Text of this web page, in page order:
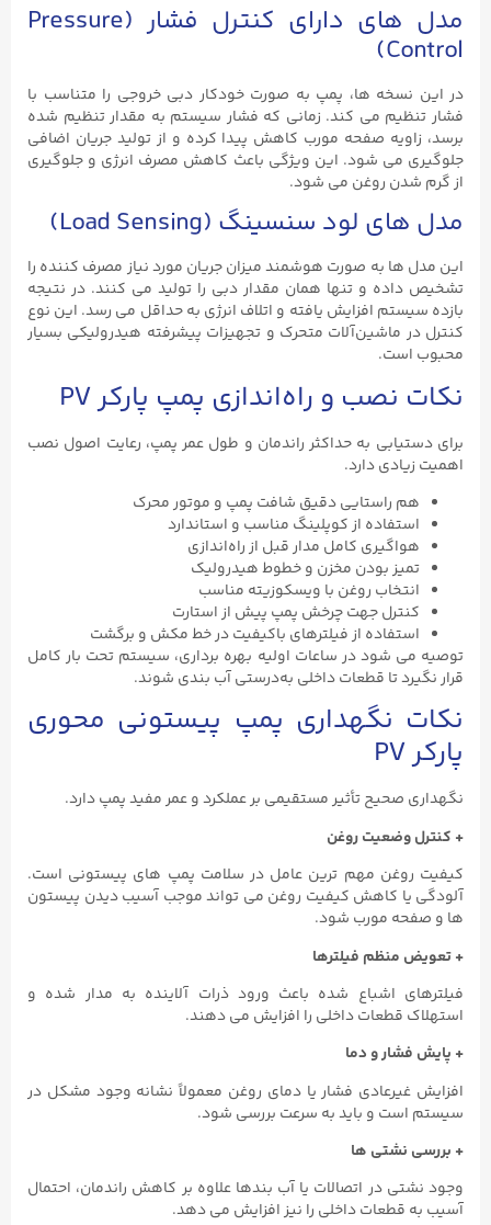
مدل‌ های دارای کنترل فشار (Pressure
Control)
در این نسخه‌ ها، پمپ به‌ صورت خودکار دبی خروجی را متناسب با
فشار تنظیم می ‌کند. زمانی که فشار سیستم به مقدار تنظیم‌ شده
برسد، زاویه صفحه مورب کاهش پیدا کرده و از تولید جریان اضافی
جلوگیری می‌ شود. این ویژگی باعث کاهش مصرف انرژی و جلوگیری
از گرم شدن روغن می‌ شود.
مدل‌ های لود سنسینگ (Load Sensing)
این مدل‌ ها به‌ صورت هوشمند میزان جریان مورد نیاز مصرف‌ کننده را
تشخیص داده و تنها همان مقدار دبی را تولید می ‌کنند. در نتیجه
بازده سیستم افزایش یافته و اتلاف انرژی به حداقل می ‌رسد. این نوع
کنترل در ماشین‌آلات متحرک و تجهیزات پیشرفته هیدرولیکی بسیار
محبوب است.
نکات نصب و راه‌اندازی پمپ پارکر PV
برای دستیابی به حداکثر راندمان و طول عمر پمپ، رعایت اصول نصب
اهمیت زیادی دارد.
هم ‌راستایی دقیق شافت پمپ و موتور محرک
استفاده از کوپلینگ مناسب و استاندارد
هواگیری کامل مدار قبل از راه‌اندازی
تمیز بودن مخزن و خطوط هیدرولیک
انتخاب روغن با ویسکوزیته مناسب
کنترل جهت چرخش پمپ پیش از استارت
استفاده از فیلترهای باکیفیت در خط مکش و برگشت
توصیه می ‌شود در ساعات اولیه بهره‌ برداری، سیستم تحت بار کامل
قرار نگیرد تا قطعات داخلی به‌درستی آب ‌بندی شوند.
نکات نگهداری پمپ پیستونی محوری
پارکر PV
نگهداری صحیح تأثیر مستقیمی بر عملکرد و عمر مفید پمپ دارد.
+ کنترل وضعیت روغن
کیفیت روغن مهم‌ ترین عامل در سلامت پمپ‌ های پیستونی است.
آلودگی یا کاهش کیفیت روغن می ‌تواند موجب آسیب دیدن پیستون
‌ها و صفحه مورب شود.
+ تعویض منظم فیلترها
فیلترهای اشباع ‌شده باعث ورود ذرات آلاینده به مدار شده و
استهلاک قطعات داخلی را افزایش می ‌دهند.
+ پایش فشار و دما
افزایش غیرعادی فشار یا دمای روغن معمولاً نشانه وجود مشکل در
سیستم است و باید به سرعت بررسی شود.
+ بررسی نشتی ‌ها
وجود نشتی در اتصالات یا آب ‌بندها علاوه بر کاهش راندمان، احتمال
آسیب به قطعات داخلی را نیز افزایش می ‌دهد.